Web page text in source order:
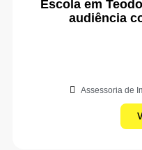
Escola em
audiência
Assessoria de